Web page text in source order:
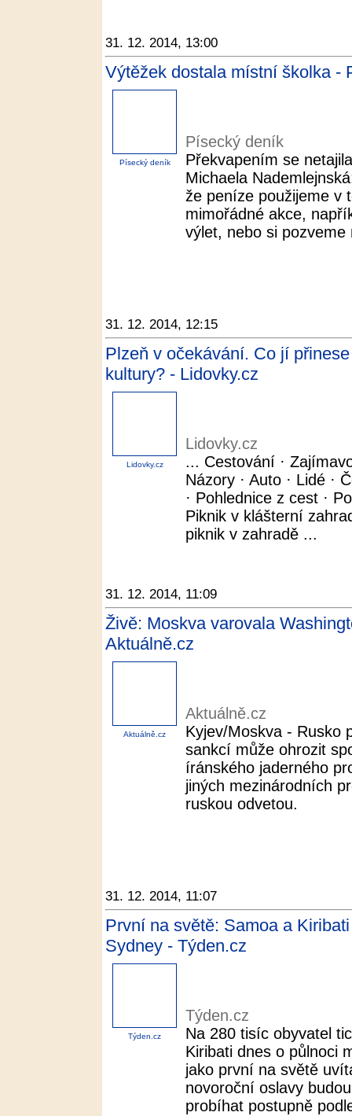
31. 12. 2014, 13:00
Výtěžek dostala místní školka -
Písecký deník
Písecký deník
Překvapením se
Michaela
že peníze použijeme v
mimořádné akce,
výlet, nebo si pozveme
31. 12. 2014, 12:15
Plzeň v očekávání. Co jí
kultury? - Lidovky.cz
Lidovky.cz
Lidovky.cz
... Cestování ·
Názory · Auto · Lidé ·
· Pohlednice z cest ·
Piknik v klášterní
piknik v zahradě ...
31. 12. 2014, 11:09
Živě: Moskva varovala
Aktuálně.cz
Aktuálně.cz
Aktuálně.cz
Kyjev/Moskva - Rusko
sankcí může ohrozit
íránského jaderného
jiných mezinárodních
ruskou odvetou.
31. 12. 2014, 11:07
První na světě: Samoa a
Sydney - Týden.cz
Týden.cz
Týden.cz
Na 280 tisíc obyvatel
Kiribati dnes o půlnoci
jako první na světě
novoroční oslavy
probíhat postupně